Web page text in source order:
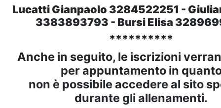
Lucatti Gianpaolo 3284522251 -
3383893793 - Bursi Elisa
**********
Anche in seguito, le iscrizioni
per appuntamento in
non è possibile accedere al sito
durante gli allenamenti.